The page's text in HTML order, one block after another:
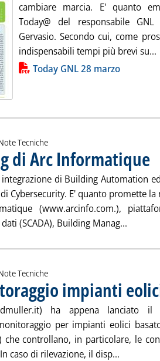
cambiare marcia. E' quanto
Today@ del responsabile
Gervasio. Secondo cui, come
indispensabili tempi più brevi su...
alla notizia
Today GNL 28 marzo
Tecniche
di Arc Informatique
di Building Automation
Cybersecurity. E' quanto promette
(www.arcinfo.com.),
(SCADA), Building Manag...
Tecniche
impianti
ha appena lanciato il
per impianti eolici
che controllano, in particolare, le
caso di rilevazione, il disp...